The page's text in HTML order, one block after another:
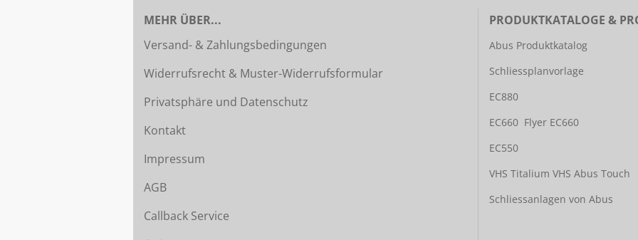
MEHR ÜBER...
Versand- & Zahlungsbedingungen
Widerrufsrecht & Muster-Widerrufsformular
Privatsphäre und Datenschutz
Kontakt
Impressum
AGB
Callback Service
PRODUKTKATALOGE &
Abus Produktkatalog
Schliessplanvorlage
EC880
EC660 Flyer EC660
EC550
VHS Titalium VHS Abus Touch
Schliessanlagen von Abus